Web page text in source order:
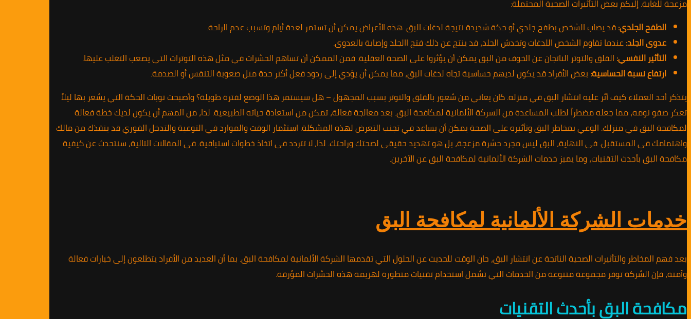
مزعجة للغاية. إليكم بعض التأثيرات الصحية المحتملة:
الطفح الجلدي:قد يصاب الشخص بطفح جلدي أو حكة شديدة نتيجة لدغات البق. هذه الأعراض يمكن أن تستمر لعدة أيام وتسبب عدم الراحة.
عدوى الجلد:عندما تقاوم الشخص اللدغات وتخدش الجلد، قد ينتج عن ذلك فتح االجلد وإصابة بالعدوى.
التأثير النفسي: القلق والتوتر الناتجان عن الخوف من البق يمكن أن يؤثروا على الصحة العقلية. فمن الممكن أن تساهم الحشرات في مثل هذه التوترات التي يصعب التغلب عليها.
ارتفاع نسبة الحساسية: بعض الأفراد قد يكون لديهم حساسية تجاه لدغات البق، مما يمكن أن يؤدي إلى ردود فعل أكثر حدة مثل صعوبة التنفس أو الصدمة.
يتذكر أحد العملاء كيف أثر عليه انتشار البق في منزله. كان يعاني من شعور بالقلق والتوتر بسبب المجهول – هل سيستمر هذا الوضع لفترة طويلة؟ وأصبحت نوبات الحكة التي يشعر بها ليلاً
تعكر صفو نومه، مما جعله مضطراً لطلب المساعدة من الشركة الألمانية لمكافحة البق. بعد معالجة فعالة، تمكن من استعادة حياته الطبيعية. لذا، من المهم أن يكون لديك خطة فعالة
لمكافحة البق في منزلك. الوعي بمخاطر البق وتأثيره على الصحة يمكن أن يساعد في تجنب التعرض لهذه المشكلة. استثمار الوقت والموارد في التوعية والتدخل الفوري قد ينقذك من مالك
واهتمامك في المستقبل. في النهاية، البق ليس مجرد حشرة مزعجة، بل هو تهديد حقيقي لصحتك وراحتك. لذا، لا تتردد في اتخاذ خطوات استباقية. في المقالات التالية، سنتحدث عن كيفية
مكافحة البق بأحدث التقنيات، وما يميز خدمات الشركة الألمانية لمكافحة البق عن الآخرين.
خدمات الشركة الألمانية لمكافحة البق
بعد فهم المخاطر والتأثيرات الصحية الناتجة عن انتشار البق، حان الوقت للحديث عن الحلول التي تقدمها الشركة الألمانية لمكافحة البق. بما أن العديد من الأفراد يتطلعون إلى خيارات فعالة
وآمنة، فإن الشركة توفر مجموعة متنوعة من الخدمات التي تشمل استخدام تقنيات متطورة لهزيمة هذه الحشرات المؤرقة.
مكافحة البق بأحدث التقنيات